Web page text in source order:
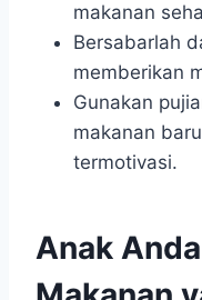
makanan
Bersabarlah
memberikan
Gunakan
makanan
termotivasi.
Anak